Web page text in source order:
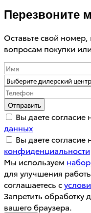
Перезвоните
Оставьте свой
вопросам покупки
Отправить
Вы даете согласие
данных
Вы даете согласие
конфиденциальности
Мы используем
для улучшения
соглашаетесь с
Запретить
вашего браузера.